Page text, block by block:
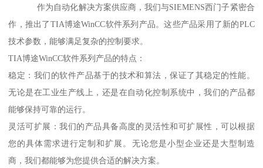
作为自动化解决方案供应商，我们与SIEMENS西门子紧密合
作，推出了TIA博途WinCC软件系列产品。这些产品采用了新的PLC
技术参数，能够满足复杂的控制要求。
TIA博途WinCC软件系列产品的特点：
稳定：我们的软件产品基于的技术和算法，保证了其稳定的性能。
无论是在工业生产线上，还是在自动化控制系统中，我们的产品都
能够保持可靠的运行。
灵活可扩展：我们的产品具备高度的灵活性和可扩展性，可以根据
您的具体需求进行定制和扩展。无论您是小型企业还是大型制造
商，我们都能够为您提供合适的解决方案。